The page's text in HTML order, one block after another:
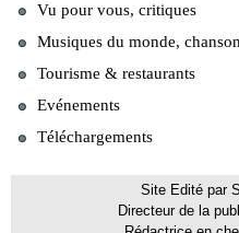
Vu pour vous, critiques
Musiques du monde, chanson
Tourisme & restaurants
Evénements
Téléchargements
Site Edité par
Directeur de la